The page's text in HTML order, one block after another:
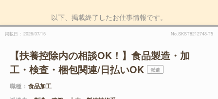
以下、掲載終了したお仕事情報です。
掲載日 2026/07/15 No.SKST8212748-T5
【扶養控除内の相談OK！】食品製造・加
工・検査・梱包関連/日払いOK
派遣
職種
食品加工